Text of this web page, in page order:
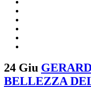
24 Giu
BELLEZZA